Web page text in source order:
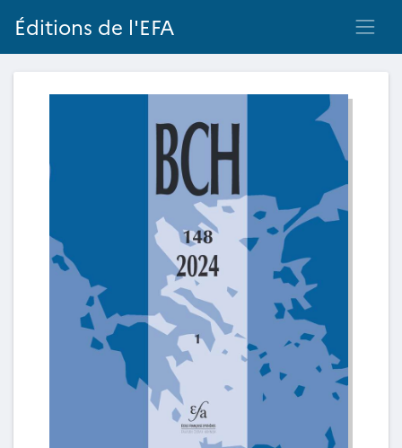
Éditions de l'EFA